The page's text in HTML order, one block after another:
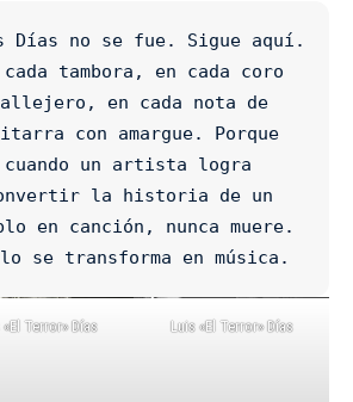
Días no se fue. Sigue aquí.
cada tambora, en cada coro
en cada nota de
con amargue. Porque
cuando un artista logra
la historia de un
en canción, nunca muere.
se transforma en música.
Terror» Días Luis «El Terror» Días